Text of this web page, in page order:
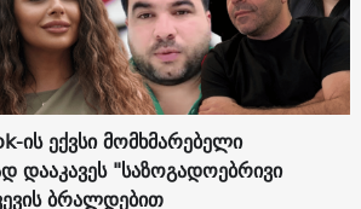
ის ექვსი მომხმარებელი
დააკავეს "საზოგადოებრივი
ბრალდებით